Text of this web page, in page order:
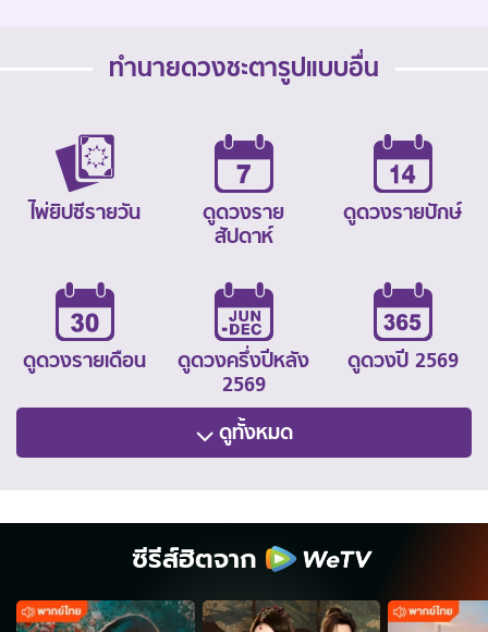
ทำนายดวงชะตารูปแบบอื่น
ไพ่ยิปซีรายวัน
ดูดวงราย
สัปดาห์
ดูดวงรายปักษ์
ดูดวงรายเดือน
ดูดวงครึ่งปีหลัง
2569
ดูดวงปี 2569
ดูทั้งหมด
ซีรีส์ฮิตจาก